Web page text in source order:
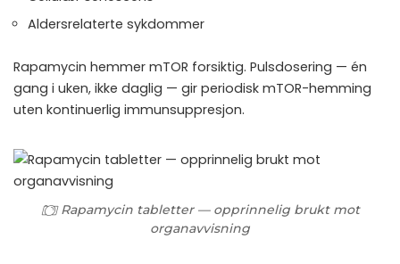
Aldersrelaterte sykdommer
Rapamycin hemmer mTOR forsiktig. Pulsdosering — én
gang i uken, ikke daglig — gir periodisk mTOR-hemming
uten kontinuerlig immunsuppresjon.
Rapamycin tabletter — opprinnelig brukt mot
organavvisning